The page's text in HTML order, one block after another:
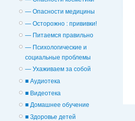
— Опасности медицины
— Осторожно : прививки!
— Питаемся правильно
— Психологические и
cоциальные проблемы
— Ухаживаем за собой
■ Аудиотека
■ Видеотека
■ Домашнее обучение
■ Здоровье детей